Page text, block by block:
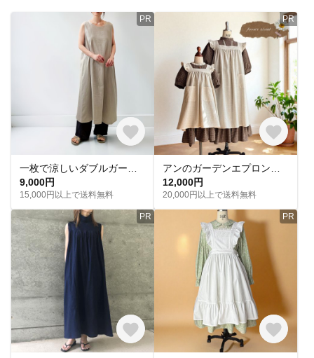
PR
9,000円
15,000円以上で送料無料
PR
12,000円
20,000円以上で送料無料
PR PR